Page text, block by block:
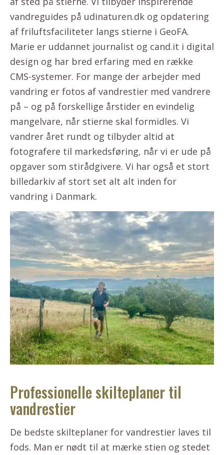
vandreguides på udinaturen.dk og opdatering
af friluftsfaciliteter langs stierne i GeoFA.
Marie er uddannet journalist og cand.it i digital
design og har bred erfaring med en række
CMS-systemer. For mange der arbejder med
vandring er fotos af vandrestier med vandrere
på – og på forskellige årstider en evindelig
mangelvare, når stierne skal formidles. Vi
vandrer året rundt og tilbyder altid at
fotografere til markedsføring, når vi er ude på
opgaver som stirådgivere. Vi har også et stort
billedarkiv af stort set alt alt inden for
vandring i Danmark.
Professionelle skilteplaner til
vandrestier
De bedste skilteplaner for vandrestier laves til
fods. Man er nødt til at mærke stien og stedet